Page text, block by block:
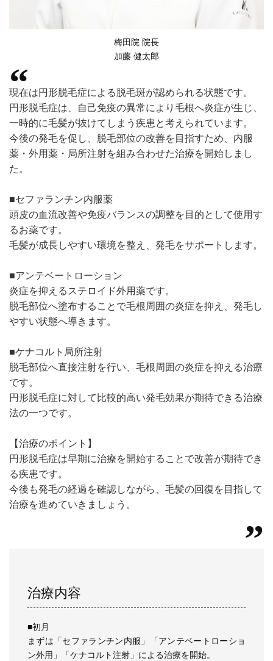
現在は円形脱毛症による脱毛斑が認められる状態です。
円形脱毛症は、自己免疫の異常により毛根へ炎症が生じ、
一時的に毛髪が抜けてしまう疾患と考えられています。
今後の発毛を促し、脱毛部位の改善を目指すため、内服
薬・外用薬・局所注射を組み合わせた治療を開始しまし
た。
■セファランチン内服薬
頭皮の血流改善や免疫バランスの調整を目的として使用す
るお薬です。
毛髪が成長しやすい環境を整え、発毛をサポートします。
■アンテベートローション
炎症を抑えるステロイド外用薬です。
脱毛部位へ塗布することで毛根周囲の炎症を抑え、発毛し
やすい状態へ導きます。
■ケナコルト局所注射
脱毛部位へ直接注射を行い、毛根周囲の炎症を抑える治療
です。
円形脱毛症に対して比較的高い発毛効果が期待できる治療
法の一つです。
【治療のポイント】
円形脱毛症は早期に治療を開始することで改善が期待でき
る疾患です。
今後も発毛の経過を確認しながら、毛髪の回復を目指して
治療を進めていきましょう。
梅田院 院長
加藤 健太郎
治療内容
■初月
まずは「セファランチン内服」「アンテベートローショ
ン外用」「ケナコルト注射」による治療を開始。